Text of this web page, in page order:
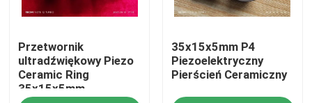
Przetwornik
ultradźwiękowy Piezo
Ceramic Ring
35x15x5mm
35x15x5mm P4
Piezoelektryczny
Pierścień Ceramiczny